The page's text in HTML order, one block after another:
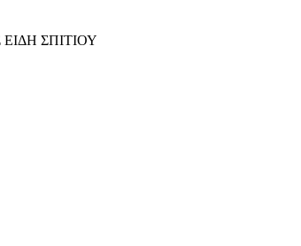
ΣΠΙΤΙΟΥ